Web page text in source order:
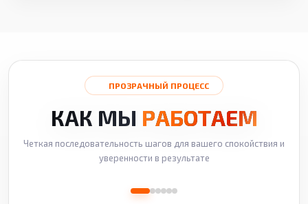
ПРОЗРАЧНЫЙ ПРОЦЕСС
КАК МЫ РАБОТАЕМ
Четкая последовательность шагов для вашего спокойствия и
уверенности в результате